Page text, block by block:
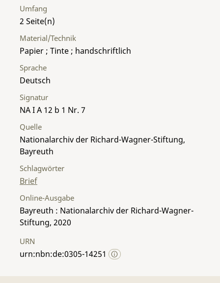
Umfang
2
Material/Technik
Papier ; Tinte ; handschriftlich
Sprache
Deutsch
Signatur
NA I A 12 b 1 Nr. 7
Quelle
Nationalarchiv der Richard-Wagner-Stiftung,
Bayreuth
Schlagwörter
Brief
Online-Ausgabe
Bayreuth : Nationalarchiv der Richard-Wagner-
Stiftung, 2020
URN
urn:nbn:de:0305-14251